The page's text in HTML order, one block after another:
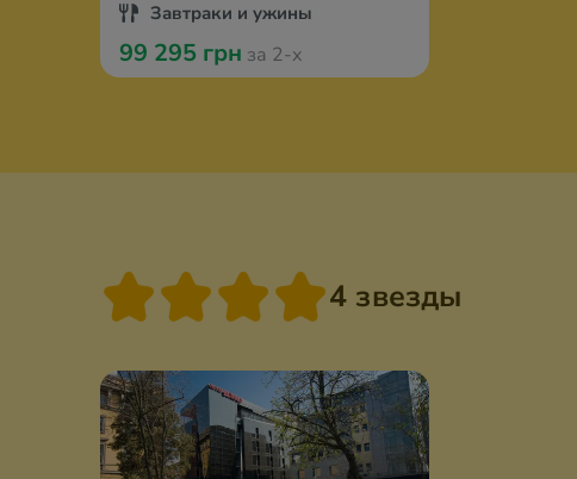
Завтраки и ужины
99 295 грн за 2-х
4 звезды